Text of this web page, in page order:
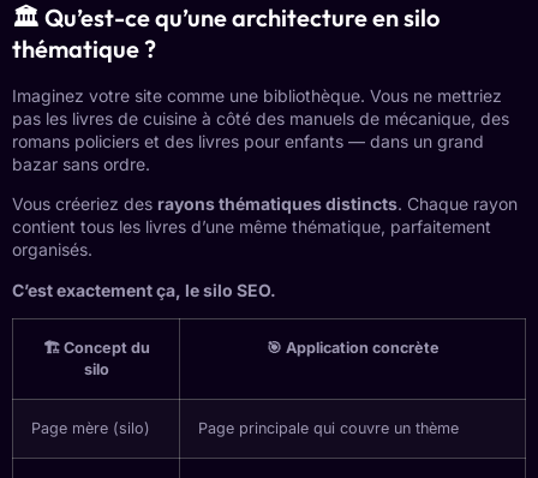
🏛️ Qu’est-ce qu’une architecture en silo
thématique ?
Imaginez votre site comme une bibliothèque. Vous ne mettriez
pas les livres de cuisine à côté des manuels de mécanique, des
romans policiers et des livres pour enfants — dans un grand
bazar sans ordre.
Vous créeriez des rayons thématiques distincts. Chaque rayon
contient tous les livres d’une même thématique, parfaitement
organisés.
C’est exactement ça, le silo SEO.
🏗️ Concept du
silo
🎯 Application concrète
Page mère (silo) Page principale qui couvre un thème